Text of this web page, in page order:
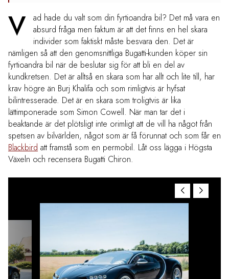
V
ad hade du valt som din fyrtioandra bil? Det må vara en
absurd fråga men faktum är att det finns en hel skara
individer som faktiskt måste besvara den. Det är
nämligen så att den genomsnittliga Bugatti-kunden köper sin
fyrtioandra bil när de beslutar sig för att bli en del av
kundkretsen. Det är alltså en skara som har allt och lite till, har
krav högre än Burj Khalifa och som rimligtvis är hyfsat
bilintresserade. Det är en skara som troligtvis är lika
lättimponerade som Simon Cowell. När man tar det i
beaktande är det plötsligt inte orimligt att de vill ha något från
spetsen av bilvärlden, något som är få förunnat och som får en
Blackbird att framstå som en permobil. Låt oss lägga i Högsta
Växeln och recensera Bugatti Chiron.